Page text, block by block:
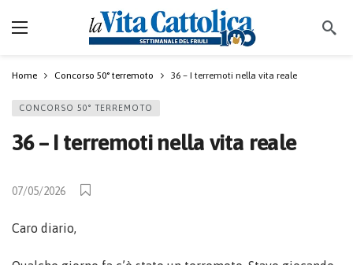
Home Concorso 50° terremoto 36 – I terremoti nella vita reale
CONCORSO 50° TERREMOTO
36 – I terremoti nella vita reale
07/05/2026
Caro diario,